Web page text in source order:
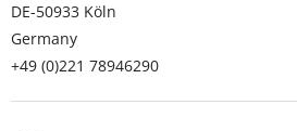
DE-50933 Köln
Germany
+49 (0)221 78946290